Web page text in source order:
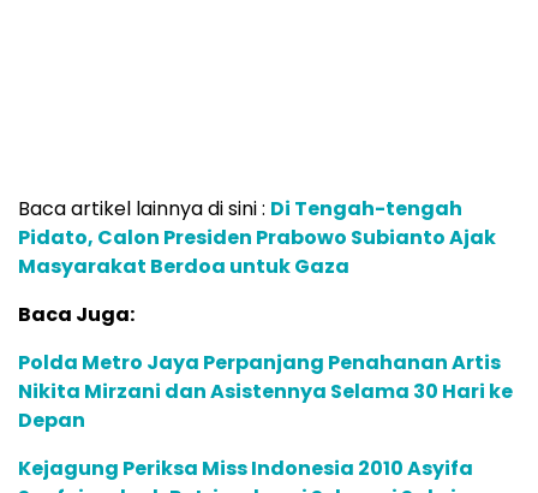
Baca artikel lainnya di sini : Di Tengah-tengah
Pidato, Calon Presiden Prabowo Subianto Ajak
Masyarakat Berdoa untuk Gaza
Baca Juga:
Polda Metro Jaya Perpanjang Penahanan Artis
Nikita Mirzani dan Asistennya Selama 30 Hari ke
Depan
Kejagung Periksa Miss Indonesia 2010 Asyifa